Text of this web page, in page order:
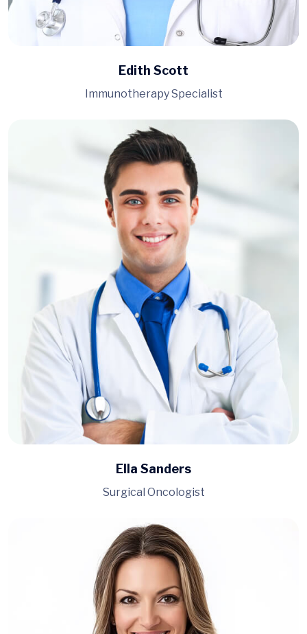
Edith Scott
Immunotherapy Specialist
Ella Sanders
Surgical Oncologist